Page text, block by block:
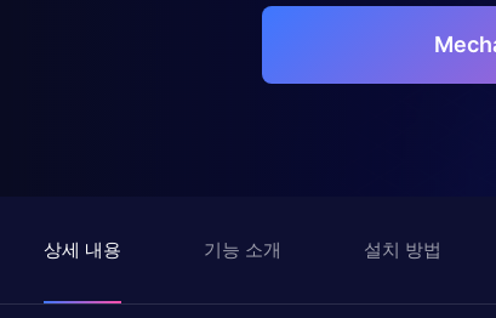
상세 내용 기능 소개 설치 방법